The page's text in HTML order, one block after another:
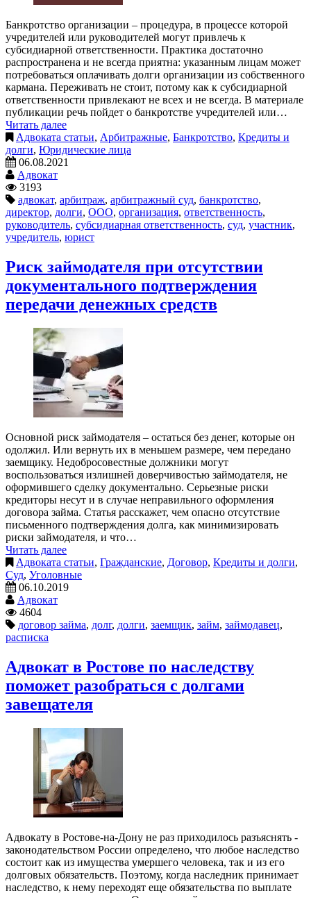
Банкротство организации – процедура, в процессе которой
учредителей или руководителей могут привлечь к
субсидиарной ответственности. Практика достаточно
распространена и не всегда приятна: указанным лицам может
потребоваться оплачивать долги организации из собственного
кармана. Переживать не стоит, потому как к субсидиарной
ответственности привлекают не всех и не всегда. В материале
публикации речь пойдет о банкротстве учредителей или…
Читать далее
Адвоката статьи, Арбитражные, Банкротство, Кредиты и
долги, Юридические лица
06.08.2021
Адвокат
3193
адвокат, арбитраж, арбитражный суд, банкротство,
директор, долги, ООО, организация, ответственность,
руководитель, субсидиарная ответственность, суд, участник,
учредитель, юрист
Риск займодателя при отсутствии
документального подтверждения
передачи денежных средств
Основной риск займодателя – остаться без денег, которые он
одолжил. Или вернуть их в меньшем размере, чем передано
заемщику. Недобросовестные должники могут
воспользоваться излишней доверчивостью займодателя, не
оформившего сделку документально. Серьезные риски
кредиторы несут и в случае неправильного оформления
договора займа. Статья расскажет, чем опасно отсутствие
письменного подтверждения долга, как минимизировать
риски займодателя, и что…
Читать далее
Адвоката статьи, Гражданские, Договор, Кредиты и долги,
Суд, Уголовные
06.10.2019
Адвокат
4604
договор займа, долг, долги, заемщик, займ, займодавец,
расписка
Адвокат в Ростове по наследству
поможет разобраться с долгами
завещателя
Адвокату в Ростове-на-Дону не раз приходилось разъяснять -
законодательством России определено, что любое наследство
состоит как из имущества умершего человека, так и из его
долговых обязательств. Поэтому, когда наследник принимает
наследство, к нему переходят еще обязательства по выплате